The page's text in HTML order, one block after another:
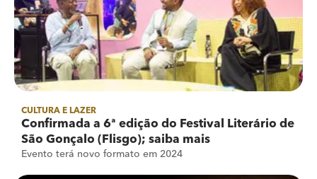
CULTURA E LAZER
Confirmada a 6ª edição do Festival Literário de
São Gonçalo (Flisgo); saiba mais
Evento terá novo formato em 2024